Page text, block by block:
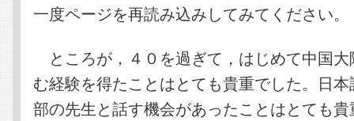
一度ページを再読み込みしてみてください。
ところが，４０を過ぎて，はじめて中国
む経験を得たことはとても貴重でした。日
部の先生と話す機会があったことはとても